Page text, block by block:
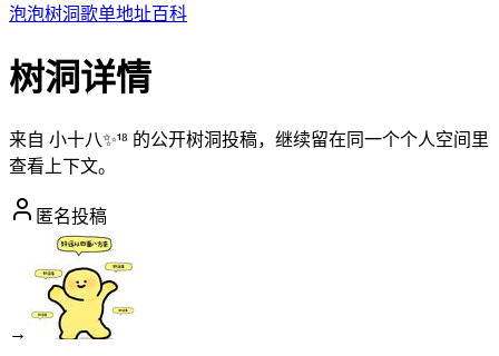
泡泡树洞歌单地址百科
树洞详情
来自 小十八✨¹⁸ 的公开树洞投稿，继续留在同一个个人空间里
查看上下文。
匿名投稿
→